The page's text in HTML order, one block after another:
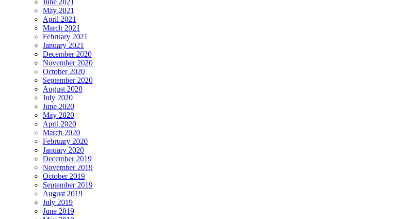
May 2021
April 2021
March 2021
February 2021
January 2021
December 2020
November 2020
October 2020
September 2020
August 2020
July 2020
June 2020
May 2020
April 2020
March 2020
February 2020
January 2020
December 2019
November 2019
October 2019
September 2019
August 2019
July 2019
June 2019